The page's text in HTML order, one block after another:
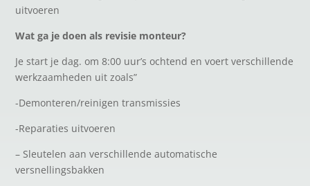
uitvoeren
Wat ga je doen als revisie monteur?
Je start je dag. om 8:00 uur’s ochtend en voert verschillende
werkzaamheden uit zoals”
-Demonteren/reinigen transmissies
-Reparaties uitvoeren
– Sleutelen aan verschillende automatische
versnellingsbakken